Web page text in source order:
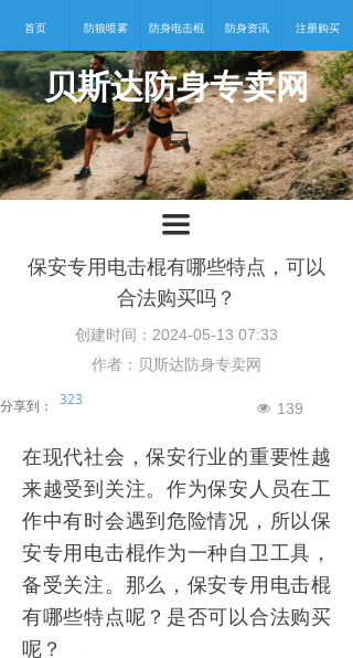
贝斯达防身专卖网
首页 防狼喷雾 防身电击棍 防身资讯 注册购买
넡
保安专用电击棍有哪些特点，可以
合法购买吗？
在现代社会，保安行业的重要性越
来越受到关注。作为保安人员在工
作中有时会遇到危险情况，所以保
安专用电击棍作为一种自卫工具，
备受关注。那么，保安专用电击棍
有哪些特点呢？是否可以合法购买
呢？
넶 139
分享到： 323
创建时间： 2024-05-13 07:33
作者：贝斯达防身专卖网
끀